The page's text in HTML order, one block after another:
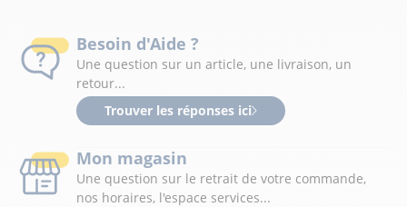
Besoin d'Aide ?
Une question sur un article, une livraison, un
retour...
Trouver les réponses ici
Mon magasin
Une question sur le retrait de votre commande,
nos horaires, l'espace services...